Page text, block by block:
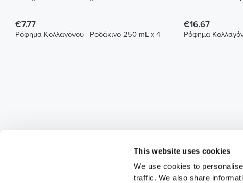
This website uses cookies
We use cookies to
traffic. We also share
€7.77
Ρόφημα Κολλαγόνου - Ροδάκινο 250 mL x 4
€16.67
Ρόφημα